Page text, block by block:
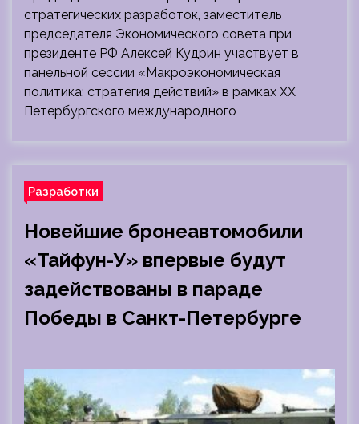
стратегических разработок, заместитель
председателя Экономического совета при
президенте РФ Алексей Кудрин участвует в
панельной сессии «Макроэкономическая
политика: стратегия действий» в рамках XX
Петербургского международного
Разработки
Новейшие бронеавтомобили
«Тайфун-У» впервые будут
задействованы в параде
Победы в Санкт-Петербурге